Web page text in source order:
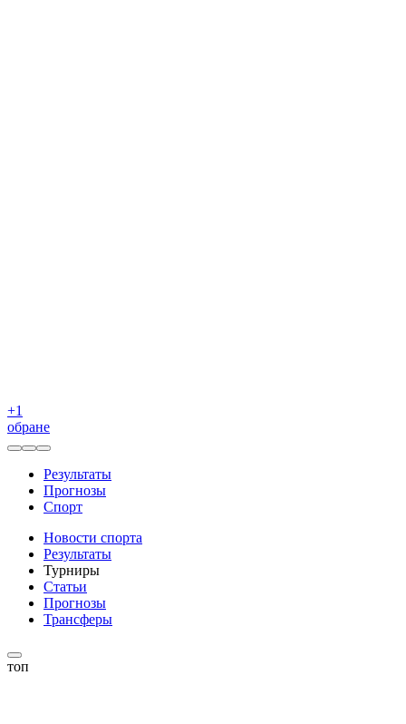
+1
обране
Результаты
Прогнозы
Спорт
Новости спорта
Результаты
Турниры
Статьи
Прогнозы
Трансферы
топ